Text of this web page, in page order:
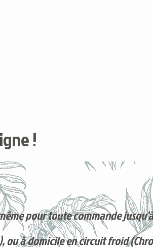
!
pour toute commande
ou à domicile en circuit froid